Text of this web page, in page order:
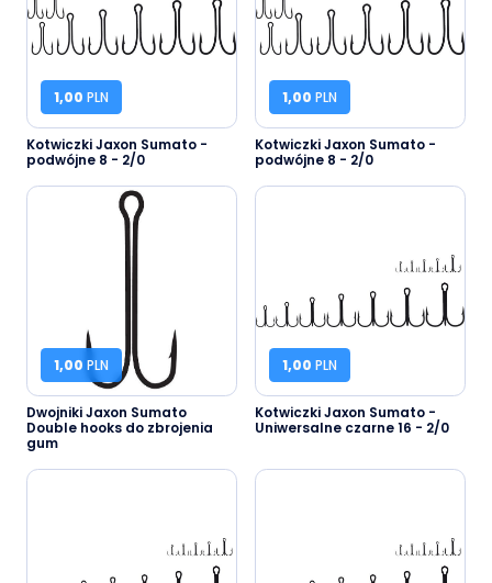
1,00 PLN
Kotwiczki Jaxon Sumato -
podwójne 8 - 2/0
1,00 PLN
Kotwiczki Jaxon Sumato -
podwójne 8 - 2/0
1,00 PLN
Dwojniki Jaxon Sumato
Double hooks do zbrojenia
gum
1,00 PLN
Kotwiczki Jaxon Sumato -
Uniwersalne czarne 16 - 2/0